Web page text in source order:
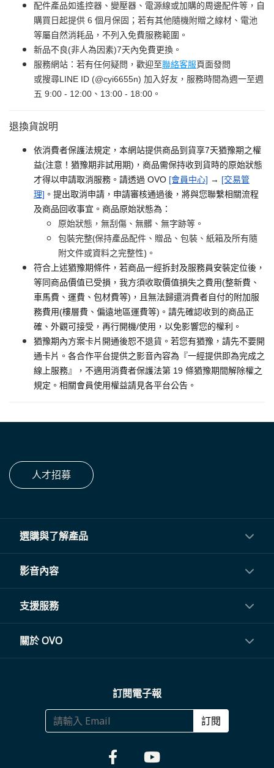
配件產品如遙控器、變壓器、電源線或加購的周邊配件等，自
購買日起提供 6 個月保固；若有其他隨機附贈之線材、電池
等屬自然消耗品，不列入免費服務範圍。
新品不良(非人為因素)7天內免費更換。
服務網站：若有任何疑問，歡迎至聯絡客服頁面發問
或搜尋LINE ID (@cyi6655n) 加入好友，服務時間為週一至週
五 9:00 - 12:00、13:00 - 18:00。
退換貨說明
依消費者保護法規定，本網站提供商品到貨享7天猶豫期之權
益(注意！猶豫期非試用期)，商品需保持收到貨時的原始狀態
才得以申請取消服務。請透過 OVO [會員中心] → [交易管
理] 。提出取消申請，申請審核通過後，將與您聯繫相關流程
及商品回收事宜。商品原始狀態為：
原始狀態，無刮傷、無髒、無字跡等。
包裝完整(保持產品配件、贈品、包裝、紙箱及所有隨
附文件或資料之完整性)。
符合上述猶豫期條件，若商品一經拆封及服務員安裝定位後，
等同商品價值已受損，我方須收取價值損失之費用(整新費、
車馬費、運費、包材費等)，且無法歸還消費者自付的附加服
務費用(樓層費、偏遠地區運費等)。請先確認收到的商品正
確、外觀可接受，再行開機/使用，以免影響您的權利。
猶豫期內方案卡片開通後恕不退貨。若您有猶豫，請先不要開
通卡片。各合作平台提供之影音內容為『一經提供即為完成之
線上服務』，不適用消費者保護法第 19 條猶豫期間解除權之
規定。相關會員使用權益請見各平台公告。
人才招募
選購與了解產品
投影機
閨蜜機與電視
電視盒與周邊
福利品專區
影音內容
影音訂閱
支援服務
常見問題
關於 OVO
商務合作
訂閱電子報
訂閱